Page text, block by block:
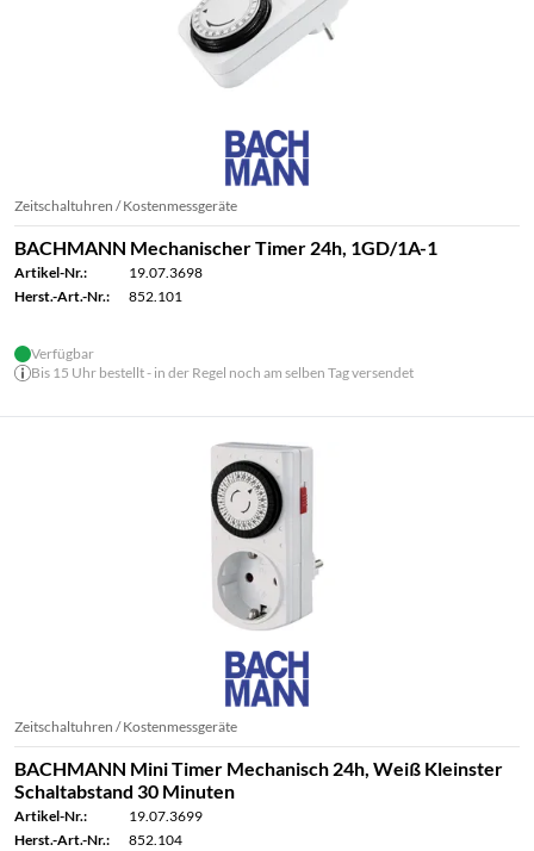
Zeitschaltuhren / Kostenmessgeräte
BACHMANN Mechanischer Timer 24h, 1GD/1A-1
Artikel-Nr.:
19.07.3698
Herst.-Art.-Nr.:
852.101
Verfügbar
Bis 15 Uhr bestellt - in der Regel noch am selben Tag versendet
Zeitschaltuhren / Kostenmessgeräte
BACHMANN Mini Timer Mechanisch 24h, Weiß Kleinster
Schaltabstand 30 Minuten
Artikel-Nr.:
19.07.3699
Herst.-Art.-Nr.:
852.104